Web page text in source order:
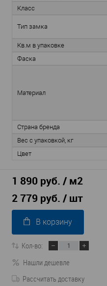
Класс
Тип замка
Кв.м в упаковке
Фаска
Материал
Страна бренда
Вес с упаковкой, кг
Цвет
1 890 руб. / м2
2 779 руб. / шт
В корзину
Кол-во:
Нашли дешевле
Рассчитать доставку